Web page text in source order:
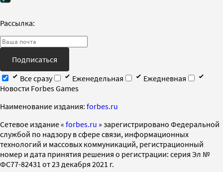
Рассылка:
Подписаться
Все сразу
Еженедельная
Ежедневная
Новости Forbes Games
Наименование издания: forbes.ru
Cетевое издание « forbes.ru » зарегистрировано Федеральной
службой по надзору в сфере связи, информационных
технологий и массовых коммуникаций, регистрационный
номер и дата принятия решения о регистрации: серия Эл №
ФС77-82431 от 23 декабря 2021 г.